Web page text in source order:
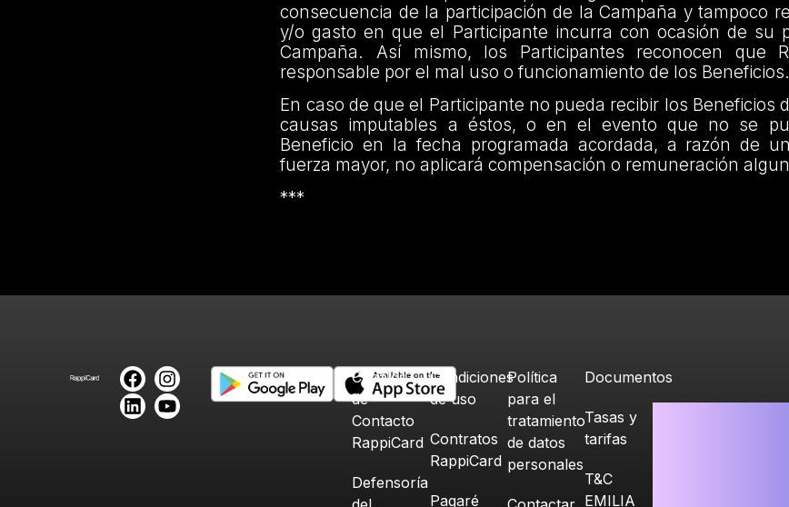
consecuencia de la participación de la Campaña y tampoco
y/o gasto en que el Participante incurra con ocasión de su
Campaña. Así mismo, los Participantes reconocen que
responsable por el mal uso o funcionamiento de los Beneficios.
En caso de que el Participante no pueda recibir los Beneficios
causas imputables a éstos, o en el evento que no se
Beneficio en la fecha programada acordada, a razón de
fuerza mayor, no aplicará compensación o remuneración
***
Canales
de
Contacto
RappiCard
Defensoría
Condiciones
de uso
Contratos
RappiCard
Pagaré
Política
para el
tratamiento
de datos
personales
Documentos
Tasas y
tarifas
T&C
EMILIA